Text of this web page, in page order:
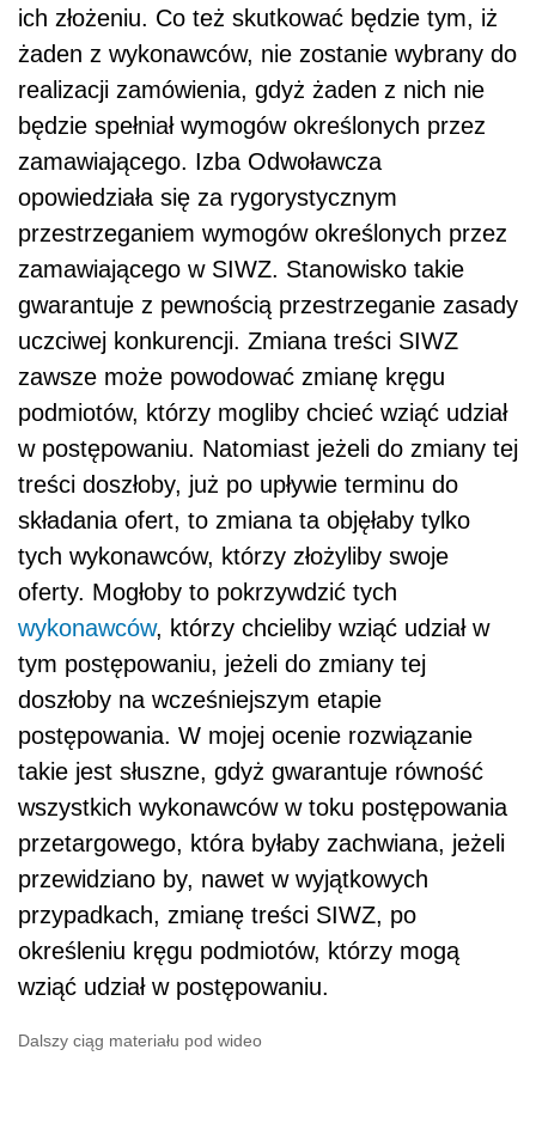
ich złożeniu. Co też skutkować będzie tym, iż
żaden z wykonawców, nie zostanie wybrany do
realizacji zamówienia, gdyż żaden z nich nie
będzie spełniał wymogów określonych przez
zamawiającego. Izba Odwoławcza
opowiedziała się za rygorystycznym
przestrzeganiem wymogów określonych przez
zamawiającego w SIWZ. Stanowisko takie
gwarantuje z pewnością przestrzeganie zasady
uczciwej konkurencji. Zmiana treści SIWZ
zawsze może powodować zmianę kręgu
podmiotów, którzy mogliby chcieć wziąć udział
w postępowaniu. Natomiast jeżeli do zmiany tej
treści doszłoby, już po upływie terminu do
składania ofert, to zmiana ta objęłaby tylko
tych wykonawców, którzy złożyliby swoje
oferty. Mogłoby to pokrzywdzić tych
wykonawców, którzy chcieliby wziąć udział w
tym postępowaniu, jeżeli do zmiany tej
doszłoby na wcześniejszym etapie
postępowania. W mojej ocenie rozwiązanie
takie jest słuszne, gdyż gwarantuje równość
wszystkich wykonawców w toku postępowania
przetargowego, która byłaby zachwiana, jeżeli
przewidziano by, nawet w wyjątkowych
przypadkach, zmianę treści SIWZ, po
określeniu kręgu podmiotów, którzy mogą
wziąć udział w postępowaniu.
Dalszy ciąg materiału pod wideo